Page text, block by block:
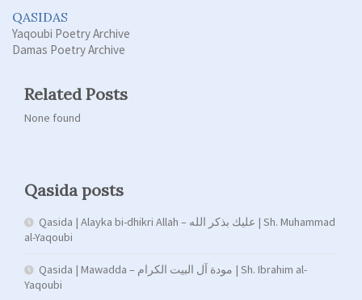
QASIDAS
Yaqoubi Poetry Archive
Damas Poetry Archive
Related Posts
None found
Qasida posts
Qasida | Alayka bi-dhikri Allah – عليك بذكر الله | Sh. Muhammad
al-Yaqoubi
Qasida | Mawadda – مودة آل البيت الكرام | Sh. Ibrahim al-
Yaqoubi